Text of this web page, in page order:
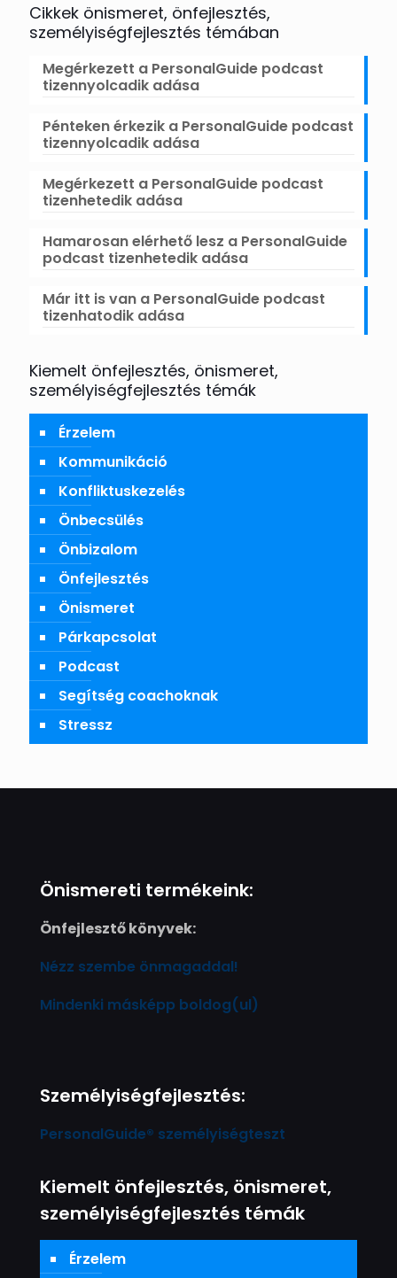
Cikkek önismeret, önfejlesztés,
személyiségfejlesztés témában
Megérkezett a PersonalGuide podcast
tizennyolcadik adása
Pénteken érkezik a PersonalGuide podcast
tizennyolcadik adása
Megérkezett a PersonalGuide podcast
tizenhetedik adása
Hamarosan elérhető lesz a PersonalGuide
podcast tizenhetedik adása
Már itt is van a PersonalGuide podcast
tizenhatodik adása
Kiemelt önfejlesztés, önismeret,
személyiségfejlesztés témák
Érzelem
Kommunikáció
Konfliktuskezelés
Önbecsülés
Önbizalom
Önfejlesztés
Önismeret
Párkapcsolat
Podcast
Segítség coachoknak
Stressz
Önismereti termékeink:
Önfejlesztő könyvek:
Nézz szembe önmagaddal!
Mindenki másképp boldog(ul)
Személyiségfejlesztés:
PersonalGuide® személyiségteszt
Kiemelt önfejlesztés, önismeret,
személyiségfejlesztés témák
Érzelem